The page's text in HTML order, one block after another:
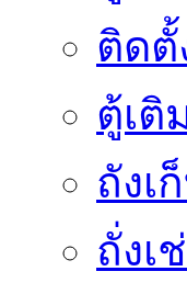
ติดตั้
ตู้เติ
ถังเ
ถั่งเ